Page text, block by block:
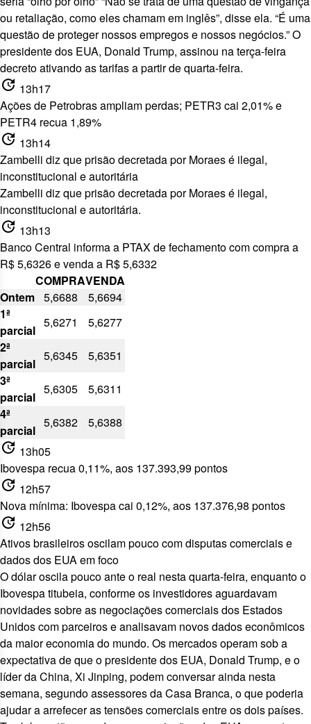
ou retaliação, como eles chamam em inglês”, disse ela. “É uma
questão de proteger nossos empregos e nossos negócios.” O
presidente dos EUA, Donald Trump, assinou na terça-feira
decreto ativando as tarifas a partir de quarta-feira.
update 13h17
Ações de Petrobras ampliam perdas; PETR3 cai 2,01% e
PETR4 recua 1,89%
update 13h14
Zambelli diz que prisão decretada por Moraes é ilegal,
inconstitucional e autoritária
Zambelli diz que prisão decretadapor Moraes é ilegal,
inconstitucional e autoritária.
update 13h13
Banco Central informa a PTAX de fechamento com compra a
R$ 5,6326 e venda a R$ 5,6332
COMPRAVENDA
Ontem 5,6688
5,6694
1ª
parcial
5,6271
5,6277
2ª
parcial
5,6345
5,6351
3ª
parcial
5,6305
5,6311
4ª
parcial
5,6382 5,6388
update 13h05
Ibovespa recua 0,11%, aos 137.393,99 pontos
update 12h57
Nova mínima: Ibovespa cai 0,12%, aos 137.376,98 pontos
update 12h56
Ativos brasileiros oscilam pouco com disputas comerciais e
dados dos EUA em foco
O dólar oscila pouco ante o real nesta quarta-feira, enquanto o
Ibovespa titubeia, conforme os investidores aguardavam
novidades sobre as negociações comerciais dos Estados
Unidos com parceiros e analisavam novos dados econômicos
da maior economia do mundo. Os mercados operam sob a
expectativa de que o presidente dos EUA, Donald Trump, e o
líder da China, Xi Jinping, podem conversar ainda nesta
semana, segundo assessores da Casa Branca, o que poderia
ajudar a arrefecer as tensões comerciais entre os dois países.